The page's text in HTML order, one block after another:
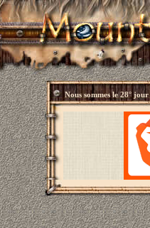
Nous sommes le28° jour